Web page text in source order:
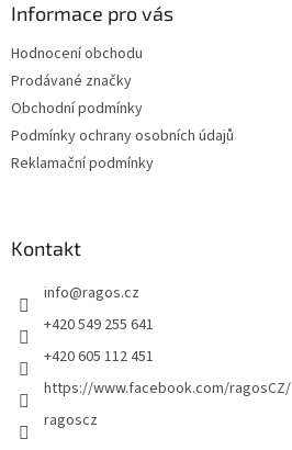
Informace pro vás
Hodnocení obchodu
Prodávané značky
Obchodní podmínky
Podmínky ochrany osobních údajů
Reklamační podmínky
Kontakt
info@ragos.cz
+420 549 255 641
+420 605 112 451
https://www.facebook.com/ragosCZ/
ragoscz